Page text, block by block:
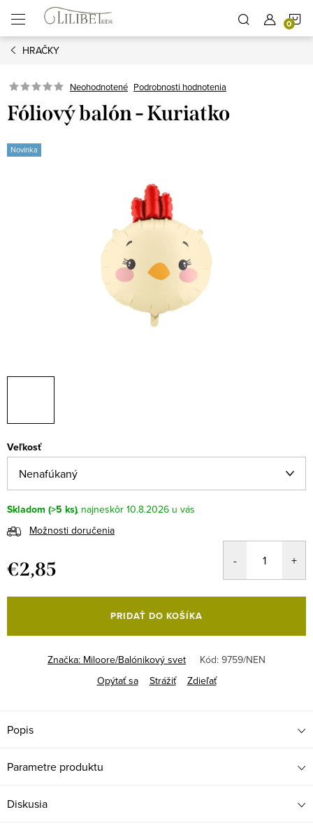
obsah
HRAČKY
Neohodnotené Podrobnosti hodnotenia
Fóliový balón - Kuriatko
Novinka
Veľkosť
Skladom (>5 ks)
10.8.2026
Možnosti doručenia
€2,85
cena:
PRIDAŤ DO KOŠÍKA
Značka: Miloore/Balónikový svet Kód: 9759/NEN
Opýtať sa
Strážiť Zdieľať
Popis
Parametre produktu
Diskusia